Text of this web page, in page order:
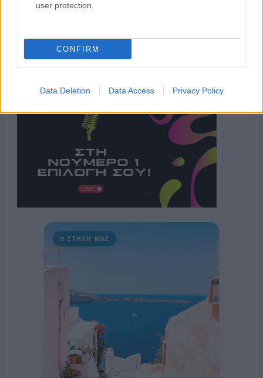
user protection.
CONFIRM
Data Deletion Data Access Privacy Policy
Η ΣΤΗΛΗ ΜΑΣ